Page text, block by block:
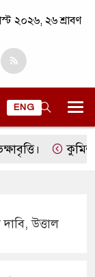
২০২৬, ২৬ শ্রাবণ
ENG
কুমিল্লার
উত্তাল